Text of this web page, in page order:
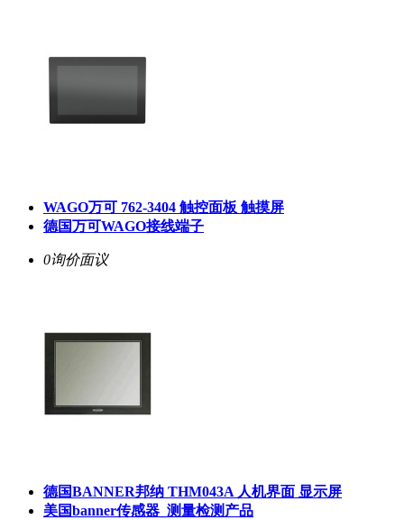
WAGO万可 762-3404 触控面板 触摸屏
德国万可WAGO接线端子
0询价面议
德国BANNER邦纳 THM043A 人机界面 显示屏
美国banner传感器_测量检测产品